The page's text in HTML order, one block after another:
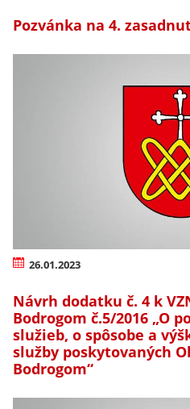
Pozvánka na 4.
26.01.2023
Návrh dodatku č. 4 k
Bodrogom č.5/2016 „O
služieb, o spôsobe a
služby poskytovaných
Bodrogom“